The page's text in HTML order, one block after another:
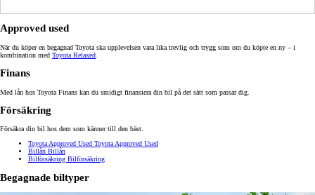
Approved used
När du köper en begagnad Toyota ska upplevelsen vara lika trevlig och trygg som om du köpte en ny – i
kombination med Toyota Relaxed
Finans
Med lån hos Toyota Finans kan du smidigt finansiera din bil på det sätt som passar dig.
Försäkring
Försäkra din bil hos dem som känner till den bäst.
Toyota Approved Used Toyota Approved Used
Billån Billån
Bilförsäkring Bilförsäkring
Begagnade biltyper